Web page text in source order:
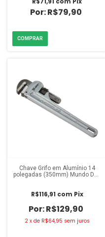
R$79,90
Chave Grifo em Alumínio 14
polegadas (350mm) Mundo Das
R$129,90
R$116,91 com Pix
2 x de R$64,95 sem juros